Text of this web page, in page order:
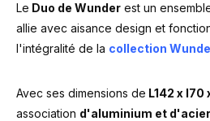
Le Duo de Wunder est un
allie avec aisance design et
l'intégralité de la collection
Avec ses dimensions de L142 x l70
association d'aluminium et d'acier